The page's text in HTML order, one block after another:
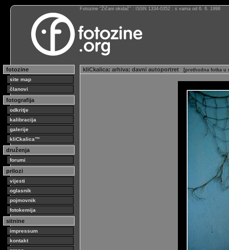
Fotozine “Žičani okidač” : ISSN 1334-0352 : s vama od 6. 6. 1998
fotozine
site map
članovi
fotografija
odkritje
kalibracija
galerije
kliCkalica™
druženja
forumi
prilozi
vijesti
oglasnik
pojmovnik
fotokemija
sitnine
impressum
kontakt
kliCkalica: arhiva: davni autoportret [prethodna fotka u